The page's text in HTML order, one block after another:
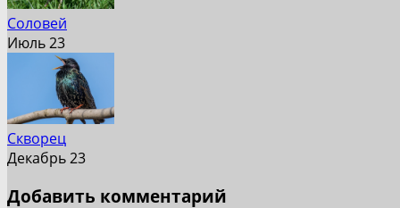
Соловей
Июль 23
Скворец
Декабрь 23
Добавить комментарий